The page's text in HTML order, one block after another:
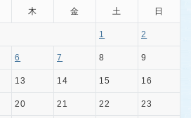
木 金 土 日
1 2
6 7 8 9
13 14 15 16
20 21 22 23